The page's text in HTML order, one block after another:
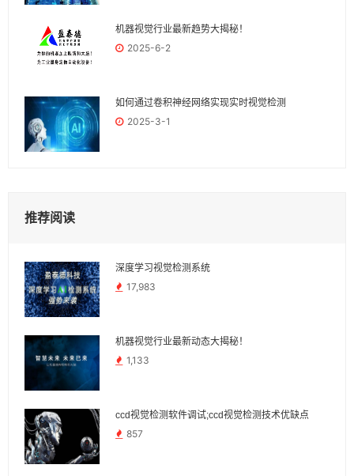
机器视觉行业最新趋势大揭秘！
2025-6-2
如何通过卷积神经网络实现实时视觉检测
2025-3-1
推荐阅读
深度学习视觉检测系统
17,983
机器视觉行业最新动态大揭秘！
1,133
ccd视觉检测软件调试;ccd视觉检测技术优缺点
857